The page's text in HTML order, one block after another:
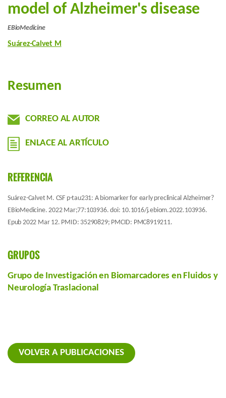
model of Alzheimer's disease
EBioMedicine
Suárez-Calvet M
Resumen
CORREO AL AUTOR
ENLACE AL ARTÍCULO
REFERENCIA
Suárez-Calvet M. CSF p-tau231: A biomarker for early preclinical Alzheimer?
EBioMedicine. 2022 Mar;77:103936. doi: 10.1016/j.ebiom.2022.103936.
Epub 2022 Mar 12. PMID: 35290829; PMCID: PMC8919211.
GRUPOS
Grupo de Investigación en Biomarcadores en Fluidos y
Neurología Traslacional
VOLVER A PUBLICACIONES